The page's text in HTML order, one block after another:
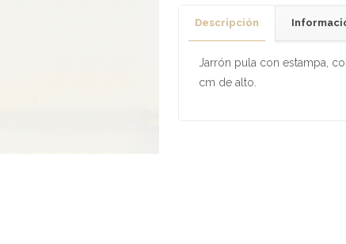
Descripción
Jarrón pula con estampa,
cm de alto.